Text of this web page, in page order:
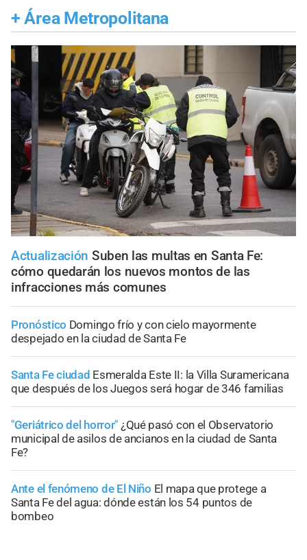
+ Área Metropolitana
Actualización Suben las multas en Santa Fe:
cómo quedarán los nuevos montos de las
infracciones más comunes
Pronóstico Domingo frío y con cielo mayormente
despejado en la ciudad de Santa Fe
Santa Fe ciudad Esmeralda Este II: la Villa Suramericana
que después de los Juegos será hogar de 346 familias
"Geriátrico del horror" ¿Qué pasó con el Observatorio
municipal de asilos de ancianos en la ciudad de Santa
Fe?
Ante el fenómeno de El Niño El mapa que protege a
Santa Fe del agua: dónde están los 54 puntos de
bombeo